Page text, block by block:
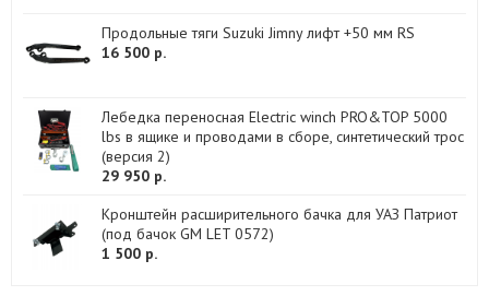
Продольные тяги Suzuki Jimny лифт +50 мм RS
16 500 р.
Лебедка переносная Electric winch PRO&TOP 5000
lbs в ящике и проводами в сборе, синтетический трос
(версия 2)
29 950 р.
Кронштейн расширительного бачка для УАЗ Патриот
(под бачок GM LET 0572)
1 500 р.